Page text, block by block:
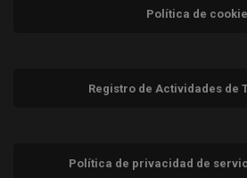
Política de
Registro de Actividades de
Política de privacidad de